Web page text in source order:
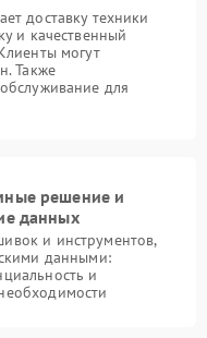
доставку техники
и качественный
могут
Также
для
решение и
данных
и инструментов,
данными:
и